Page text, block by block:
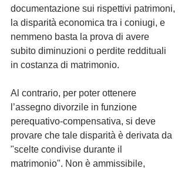
documentazione sui rispettivi patrimoni,
la disparità economica tra i coniugi, e
nemmeno basta la prova di avere
subito diminuzioni o perdite reddituali
in costanza di matrimonio.
Al contrario, per poter ottenere
l’assegno divorzile in funzione
perequativo-compensativa, si deve
provare che tale disparità è derivata da
"scelte condivise durante il
matrimonio". Non è ammissibile,